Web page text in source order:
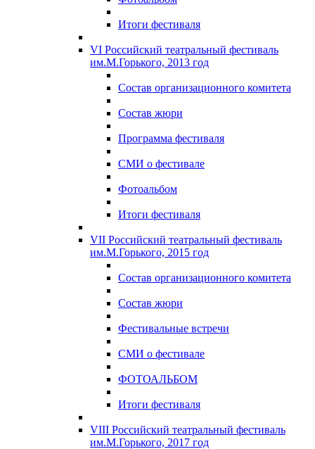
Итоги фестиваля
VI Российский театральный фестиваль
им.М.Горького, 2013 год
Состав организационного комитета
Состав жюри
Программа фестиваля
СМИ о фестивале
Фотоальбом
Итоги фестиваля
VII Российский театральный фестиваль
им.М.Горького, 2015 год
Состав организационного комитета
Состав жюри
Фестивальные встречи
СМИ о фестивале
ФОТОАЛЬБОМ
Итоги фестиваля
VIII Российский театральный фестиваль
им.М.Горького, 2017 год